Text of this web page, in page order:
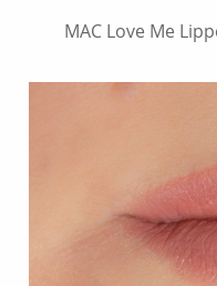
MAC Love Me